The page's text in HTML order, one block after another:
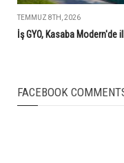
TEMMUZ 8TH, 2026
İş GYO, Kasaba Modern'de
FACEBOOK